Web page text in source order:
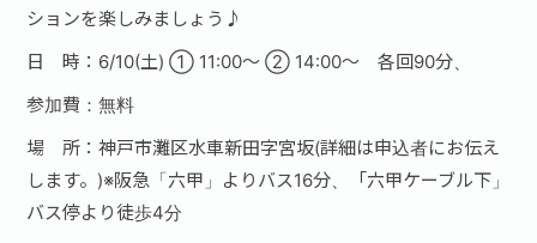
ションを楽しみましょう♪
日 時：6/10(土) ① 11:00〜 ② 14:00〜 各回90分、
参加費：無料
場 所：神戸市灘区水車新田字宮坂(詳細は申込者にお伝え
します。)※阪急「六甲」よりバス16分、「六甲ケーブル下」
バス停より徒歩4分